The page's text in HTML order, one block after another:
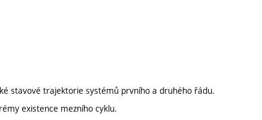
stavové trajektorie systémů prvního a druhého řádu.
existence mezního cyklu.